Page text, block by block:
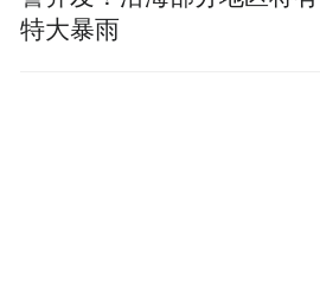
特大暴雨